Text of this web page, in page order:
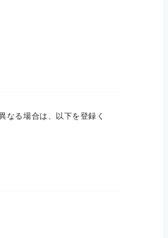
なる場合は、以下を登録く